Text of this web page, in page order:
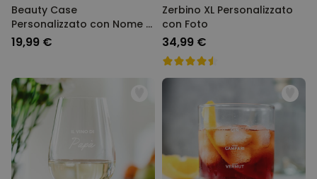
Beauty Case
Personalizzato con Nome e
Simbolo
19,99 €
Zerbino XL Personalizzato
con Foto
34,99 €